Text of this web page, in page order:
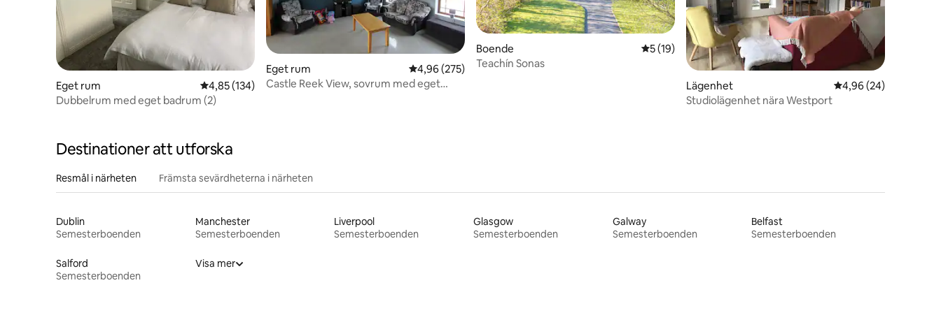
Eget rum 4,85 av 5 i genomsnittligt betyg, 134 omdömen
4,85 (134)
Dubbelrum med eget badrum (2)
Eget rum 4,96 av 5 i genomsnittligt betyg, 275 omdömen
4,96 (275)
Castle Reek View, sovrum med eget
Boende 5 av 5 i genomsnittligt betyg, 19 omdömen
5 (19)
Teachín Sonas
Lägenhet 4,96 av 5 i
4,96 (24)
Studiolägenhet nära Westport
Destinationer att utforska
Resmål i närheten Främsta sevärdheterna i närheten
Dublin
Semesterboenden
Manchester
Semesterboenden
Liverpool
Semesterboenden
Glasgow
Semesterboenden
Galway
Semesterboenden
Belfast
Semesterboenden
Salford
Semesterboenden
Visa mer